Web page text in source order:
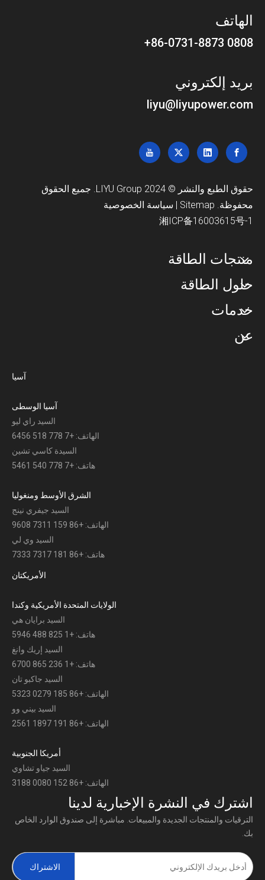
الهاتف
0808 86-0731-8873+
بريد إلكتروني
liyu@liyupower.com
حقوق الطبع والنشر © 2024 LIYU Group. جميع الحقوق
محفوظة. Sitemap
| سياسة الخصوصية
湘ICP备16003615号-1
منتجات الطاقة
حلول الطاقة
خدمات
عن
آسيا
آسيا الوسطى
السيد راي ليو
الهاتف: +7 778 518 6456
السيدة كاسي تشين
هاتف: +7 778 540 5461
الشرق الأوسط ومنغوليا
السيد جيفري نينج
الهاتف: +86 159 7311 9608
السيد وي لي
هاتف: +86 181 7317 7333
الأمريكتان
الولايات المتحدة الأمريكية وكندا
السيد برايان هي
هاتف: +1 825 488 5946
السيد إريك وانغ
هاتف: +1 236 865 6700
السيد جاكبو تان
الهاتف: +86 185 0279 5323
السيد بيني وو
الهاتف: +86 191 1897 2561
أمريكا الجنوبية
السيد جياو تشاوي
الهاتف: +86 152 0080 3188
اشترك في النشرة الإخبارية لدينا
الترقيات والمنتجات الجديدة والمبيعات. مباشرة إلى صندوق الوارد الخاص
بك.
الاشتراك